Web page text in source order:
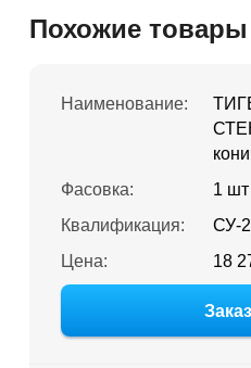
Похожие товары
Наименование:
Фасовка:
1 шт
Квалификация:
СУ-
Цена:
18